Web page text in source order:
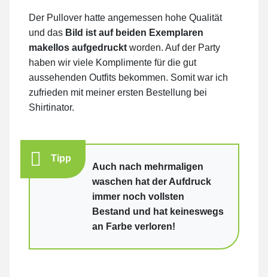
Der Pullover hatte angemessen hohe Qualität
und das Bild ist auf beiden Exemplaren
makellos aufgedruckt worden. Auf der Party
haben wir viele Komplimente für die gut
aussehenden Outfits bekommen. Somit war ich
zufrieden mit meiner ersten Bestellung bei
Shirtinator.
Tipp
Auch nach mehrmaligen
waschen hat der Aufdruck
immer noch vollsten
Bestand und hat keineswegs
an Farbe verloren!